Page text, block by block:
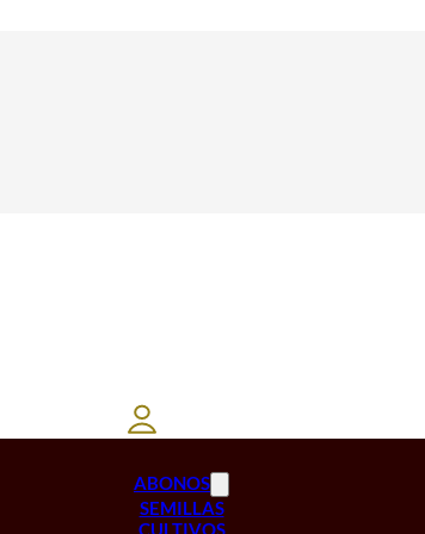
ABONOS
SEMILLAS
CULTIVOS